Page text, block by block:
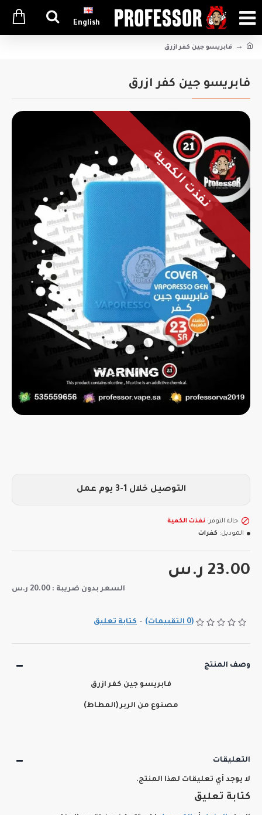
English
فابريسو جين كفر ازرق
فابريسو جين كفر ازرق
نفذت الكمية
(0 التقييمات) - كتابة تعليق
23.00 ر.س
السعر بدون ضريبة : 20.00 ر.س
حالة التوفر: نفذت الكمية
الموديل: كفرات
التوصيل خلال 1-3 يوم عمل
وصف المنتج
فابريسو جين كفر ازرق
مصنوع من الربر (المطاط)
التعليقات
لا يوجد أي تعليقات لهذا المنتج.
كتابة تعليق